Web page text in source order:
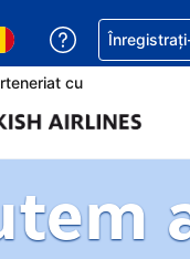
Moneda
limba. Limba
Primiți
cu